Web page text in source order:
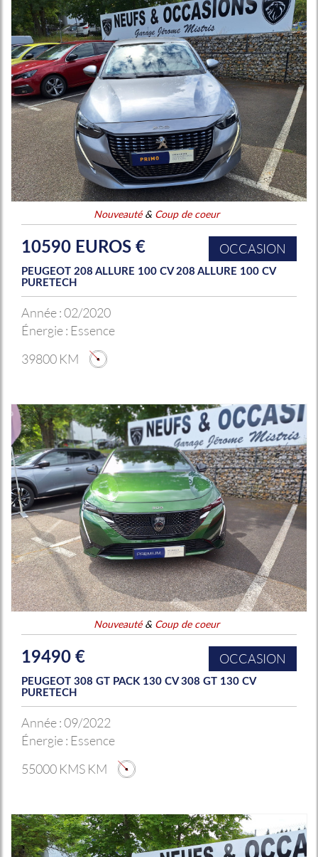
Nouveauté& Coup de coeur
10590 EUROS € OCCASION
PEUGEOT 208 ALLURE 100 CV 208 ALLURE 100 CV
PURETECH
Année :02/2020
Énergie : Essence
39800 KM
Nouveauté& Coup de coeur
19490 € OCCASION
PEUGEOT 308 GT PACK 130 CV 308 GT 130 CV
PURETECH
Année :09/2022
Énergie : Essence
55000 KMS KM